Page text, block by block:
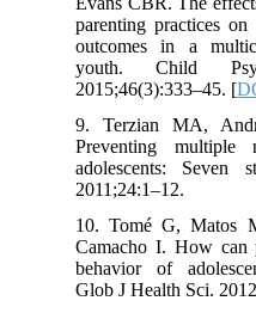
parenting practices
outcomes in a
youth. Child
2015;46(3):333–45. [
9. Terzian MA,
Preventing
adolescents: Seven
2011;24:1–12.
10. Tomé G,
Camacho I. How
behavior of
Glob J Health Sci.